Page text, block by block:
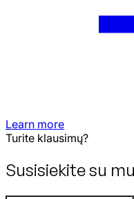
Learn more
Turite klausimų?
Susisiekite su